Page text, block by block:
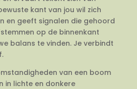
kant van jou wil zich
en geeft signalen die gehoord
op de binnenkant
balans te vinden. Je verbindt
van een boom
in lichte en donkere